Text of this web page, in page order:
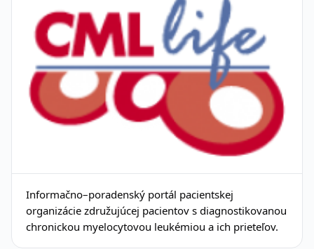
Informačno–poradenský portál pacientskej
organizácie združujúcej pacientov s diagnostikovanou
chronickou myelocytovou leukémiou a ich prieteľov.